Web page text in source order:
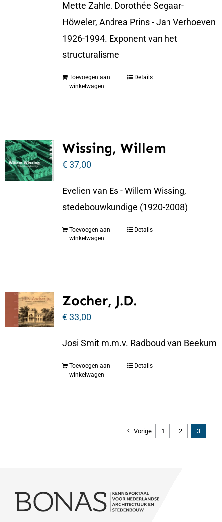
Mette Zahle, Dorothée Segaar-
Höweler, Andrea Prins - Jan Verhoeven
1926-1994. Exponent van het
structuralisme
Toevoegen aan
winkelwagen
Details
Wissing, Willem
€37,00
Evelien van Es - Willem Wissing,
stedebouwkundige (1920-2008)
Toevoegen aan
winkelwagen
Details
Zocher, J.D.
€33,00
Josi Smit m.m.v. Radboud van Beekum
Toevoegen aan
winkelwagen
Details
Vorige 1 2 3